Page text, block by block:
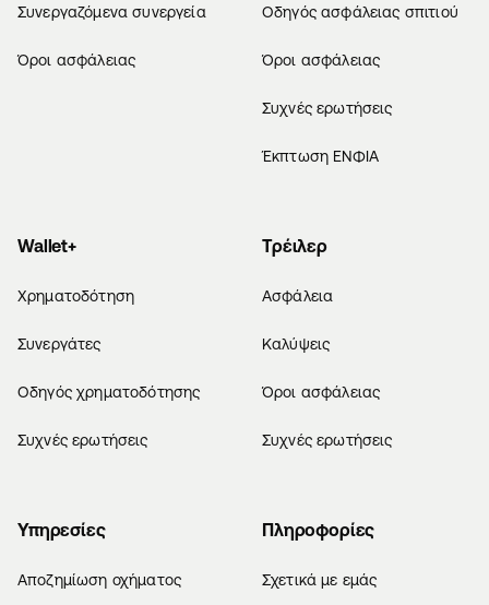
Συνεργαζόμενα συνεργεία
Όροι ασφάλειας
Οδηγός ασφάλειας σπιτιού
Όροι ασφάλειας
Συχνές ερωτήσεις
Έκπτωση ΕΝΦΙΑ
Wallet+
Χρηματοδότηση
Συνεργάτες
Οδηγός χρηματοδότησης
Συχνές ερωτήσεις
Τρέιλερ
Ασφάλεια
Καλύψεις
Όροι ασφάλειας
Συχνές ερωτήσεις
Υπηρεσίες
Αποζημίωση οχήματος
Πληροφορίες
Σχετικά με εμάς